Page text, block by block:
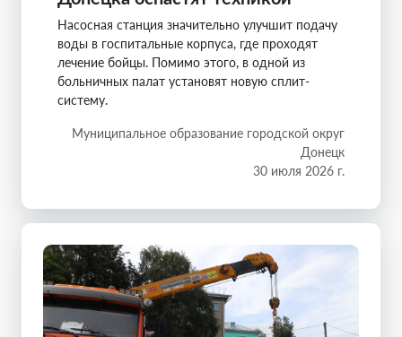
Насосная станция значительно улучшит подачу
воды в госпитальные корпуса, где проходят
лечение бойцы. Помимо этого, в одной из
больничных палат установят новую сплит-
систему.
Муниципальное образование городской округ
Донецк
30 июля 2026 г.